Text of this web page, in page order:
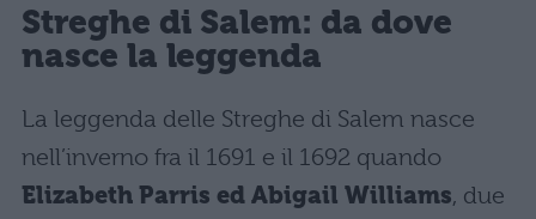
Streghe di Salem: da dove
nasce la leggenda
La leggenda delle Streghe di Salem nasce
nell’inverno fra il 1691 e il 1692 quando
Elizabeth Parris ed Abigail Williams, due